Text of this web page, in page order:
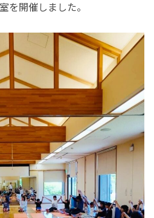
を開催しました。